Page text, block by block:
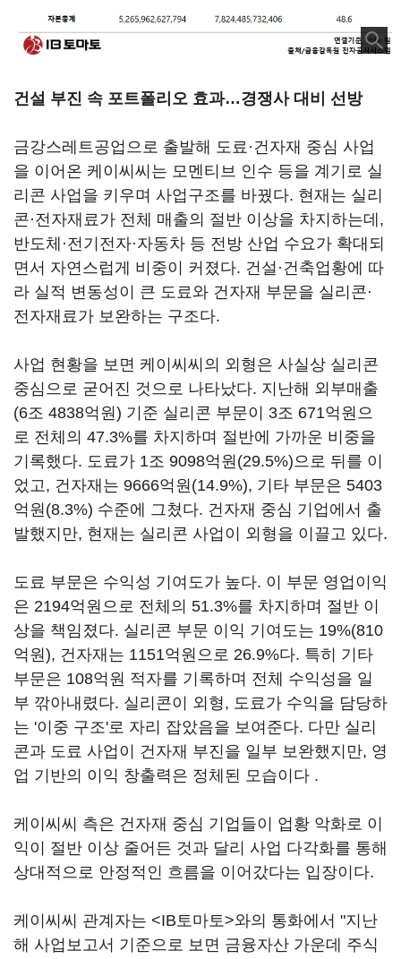
건설 부진 속 포트폴리오 효과…경쟁사 대비 선방
금강스레트공업으로 출발해 도료·건자재 중심 사업
을 이어온 케이씨씨는 모멘티브 인수 등을 계기로 실
리콘 사업을 키우며 사업구조를 바꿨다. 현재는 실리
콘·전자재료가 전체 매출의 절반 이상을 차지하는데,
반도체·전기전자·자동차 등 전방 산업 수요가 확대되
면서 자연스럽게 비중이 커졌다. 건설·건축업황에 따
라 실적 변동성이 큰 도료와 건자재 부문을 실리콘·
전자재료가 보완하는 구조다.
사업 현황을 보면 케이씨씨의 외형은 사실상 실리콘
중심으로 굳어진 것으로 나타났다. 지난해 외부매출
(6조 4838억원) 기준 실리콘 부문이 3조 671억원으
로 전체의 47.3%를 차지하며 절반에 가까운 비중을
기록했다. 도료가 1조 9098억원(29.5%)으로 뒤를 이
었고, 건자재는 9666억원(14.9%), 기타 부문은 5403
억원(8.3%) 수준에 그쳤다. 건자재 중심 기업에서 출
발했지만, 현재는 실리콘 사업이 외형을 이끌고 있다.
도료 부문은 수익성 기여도가 높다. 이 부문 영업이익
은 2194억원으로 전체의 51.3%를 차지하며 절반 이
상을 책임졌다. 실리콘 부문 이익 기여도는 19%(810
억원), 건자재는 1151억원으로 26.9%다. 특히 기타
부문은 108억원 적자를 기록하며 전체 수익성을 일
부 깎아내렸다. 실리콘이 외형, 도료가 수익을 담당하
는 '이중 구조'로 자리 잡았음을 보여준다. 다만 실리
콘과 도료 사업이 건자재 부진을 일부 보완했지만, 영
업 기반의 이익 창출력은 정체된 모습이다 .
케이씨씨 측은 건자재 중심 기업들이 업황 악화로 이
익이 절반 이상 줄어든 것과 달리 사업 다각화를 통해
상대적으로 안정적인 흐름을 이어갔다는 입장이다.
케이씨씨 관계자는 <IB토마토>와의 통화에서 "지난
해 사업보고서 기준으로 보면 금융자산 가운데 주식